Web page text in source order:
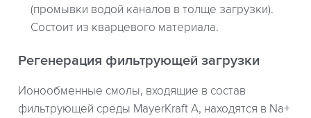
(промывки водой каналов в толще загрузки).
Состоит из кварцевого материала.
Регенерация фильтрующей загрузки
Ионообменные смолы, входящие в состав
фильтрующей среды MayerKraft A, находятся в Na+